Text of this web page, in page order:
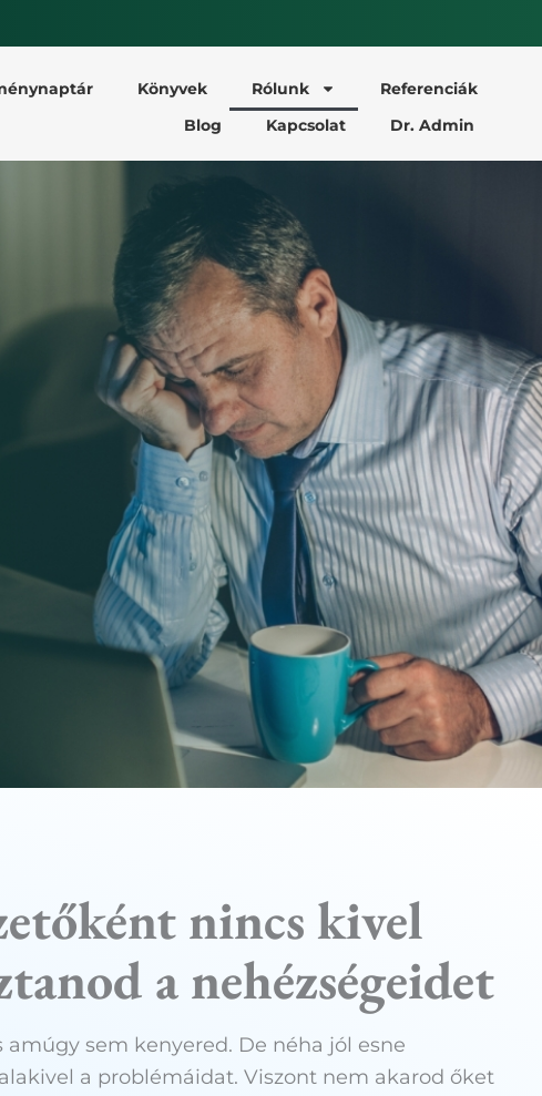
Könyvek Rólunk
Referenciák
Blog
Kapcsolat Dr. Admin
nincs kivel
a nehézségeidet
amúgy sem kenyered. De néha jól esne
a problémáidat. Viszont nem akarod őket